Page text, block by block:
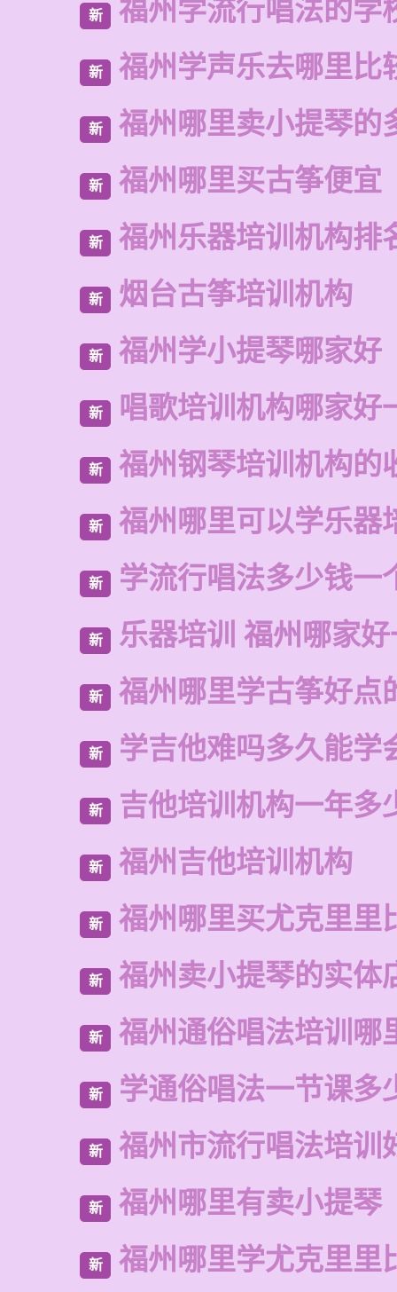
新 福州学流行唱法的学
新 福州学声乐去哪里比
新 福州哪里卖小提琴的
新 福州哪里买古筝便宜
新 福州乐器培训机构排
新 烟台古筝培训机构
新 福州学小提琴哪家好
新 唱歌培训机构哪家好
新 福州钢琴培训机构的
新 福州哪里可以学乐器
新 学流行唱法多少钱一
新 乐器培训 福州哪家
新 福州哪里学古筝好点
新 学吉他难吗多久能学
新 吉他培训机构一年多
新 福州吉他培训机构
新 福州哪里买尤克里里
新 福州卖小提琴的实体
新 福州通俗唱法培训哪
新 学通俗唱法一节课多
新 福州市流行唱法培训
新 福州哪里有卖小提琴
新 福州哪里学尤克里里